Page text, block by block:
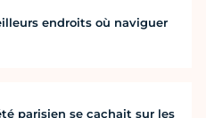
endroits où naviguer
parisien se cachait sur les